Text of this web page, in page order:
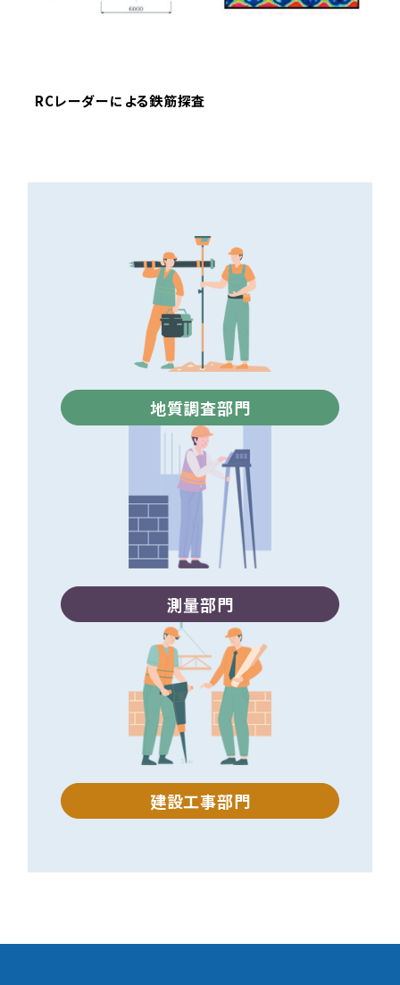
RCレーダーによる鉄筋探査
地質調査部門
測量部門
建設工事部門